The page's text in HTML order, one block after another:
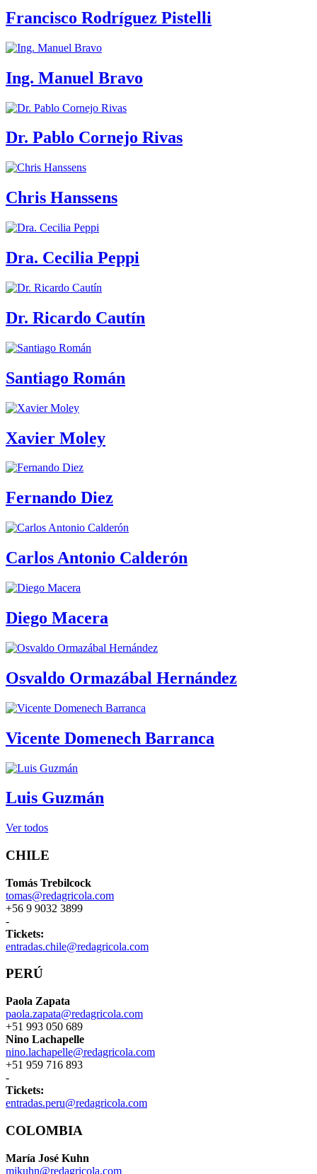
Francisco Rodríguez Pistelli
Ing. Manuel Bravo
Dr. Pablo Cornejo Rivas
Chris Hanssens
Dra. Cecilia Peppi
Dr. Ricardo Cautín
Santiago Román
Xavier Moley
Fernando Diez
Carlos Antonio Calderón
Diego Macera
Osvaldo Ormazábal Hernández
Vicente Domenech Barranca
Luis Guzmán
Ver todos
CHILE
Tomás Trebilcock
tomas@redagricola.com
+56 9 9032 3899
-
Tickets:
entradas.chile@redagricola.com
PERÚ
Paola Zapata
paola.zapata@redagricola.com
+51 993 050 689
Nino Lachapelle
nino.lachapelle@redagricola.com
+51 959 716 893
-
Tickets:
entradas.peru@redagricola.com
COLOMBIA
María José Kuhn
mjkuhn@redagricola.com